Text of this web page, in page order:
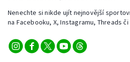
Nenechte si nikde ujít nejnovější
na Facebooku, X, Instagramu, Threads